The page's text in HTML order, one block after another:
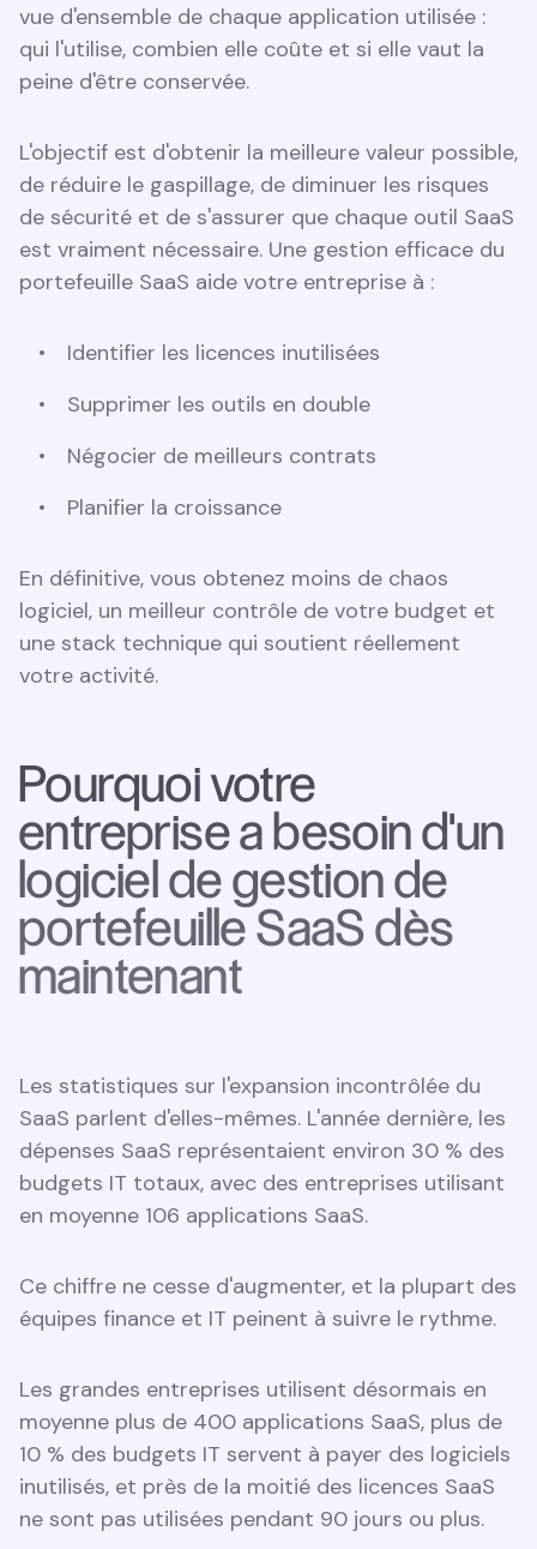
vue d'ensemble de chaque application utilisée :
qui l'utilise, combien elle coûte et si elle vaut la
peine d'être conservée.
L'objectif est d'obtenir la meilleure valeur possible,
de réduire le gaspillage, de diminuer les risques
de sécurité et de s'assurer que chaque outil SaaS
est vraiment nécessaire. Une gestion efficace du
portefeuille SaaS aide votre entreprise à :
Identifier les licences inutilisées
Supprimer les outils en double
Négocier de meilleurs contrats
Planifier la croissance
En définitive, vous obtenez moins de chaos
logiciel, un meilleur contrôle de votre budget et
une stack technique qui soutient réellement
votre activité.
Pourquoi votre
entreprise a besoin d'un
logiciel de gestion de
portefeuille SaaS dès
maintenant
Les statistiques sur l'expansion incontrôlée du
SaaS parlent d'elles-mêmes. L'année dernière, les
dépenses SaaS représentaient environ 30 % des
budgets IT totaux, avec des entreprises utilisant
en moyenne 106 applications SaaS.
Ce chiffre ne cesse d'augmenter, et la plupart des
équipes finance et IT peinent à suivre le rythme.
Les grandes entreprises utilisent désormais en
moyenne plus de 400 applications SaaS, plus de
10 % des budgets IT servent à payer des logiciels
inutilisés, et près de la moitié des licences SaaS
ne sont pas utilisées pendant 90 jours ou plus.